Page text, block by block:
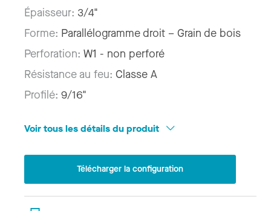
Épaisseur: 3/4"
Forme: Parallélogramme droit – Grain de bois
Perforation: W1 - non perforé
Résistance au feu: Classe A
Profilé: 9/16"
Voir tous les détails du produit
Télécharger la configuration